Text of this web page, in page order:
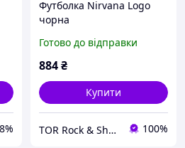
Футболка Nirvana Logo
чорна
Готово до відправки
884₴
Купити
TOR Rock & Shop 100%